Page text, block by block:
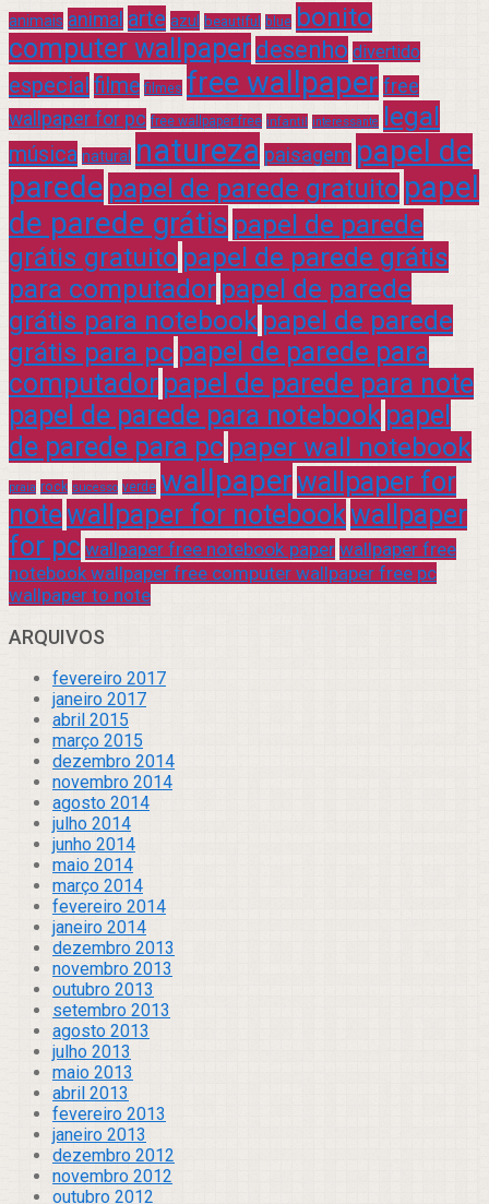
animais animal arte azul beautiful blue bonito
computer wallpaper desenho divertido
especial filme filmes free wallpaper free
wallpaper for pc free wallpaper free infantil interessante legal
música natural natureza paisagem papel de
parede papel de parede gratuito papel
de parede grátis papel de parede
grátis gratuito papel de parede grátis
para computador papel de parede
grátis para notebook papel de parede
grátis para pc papel de parede para
computador papel de parede para note
papel de parede para notebook papel
de parede para pc paper wall notebook
praia rock sucesso verde wallpaperwallpaper for
notewallpaper for notebookwallpaper
for pc wallpaper free notebook paper wallpaper free
notebook wallpaper free computer wallpaper free pc
wallpaper to note
ARQUIVOS
fevereiro 2017
janeiro 2017
abril 2015
março 2015
dezembro 2014
novembro 2014
agosto 2014
julho 2014
junho 2014
maio 2014
março 2014
fevereiro 2014
janeiro 2014
dezembro 2013
novembro 2013
outubro 2013
setembro 2013
agosto 2013
julho 2013
maio 2013
abril 2013
fevereiro 2013
janeiro 2013
dezembro 2012
novembro 2012
outubro 2012